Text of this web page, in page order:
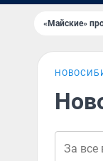
«Майские»